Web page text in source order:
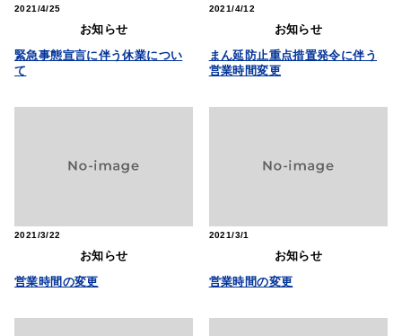
2021 4/25
お知らせ
緊急事態宣言に伴う休業につい
て
2021 4/12
お知らせ
まん延防止重点措置発令に伴う
営業時間変更
2021 3/22
お知らせ
営業時間の変更
2021 3/1
お知らせ
営業時間の変更